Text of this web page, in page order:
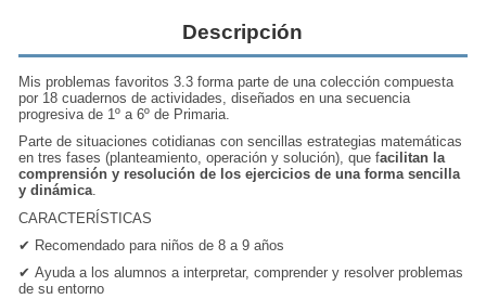
Descripción
Mis problemas favoritos 3.3 forma parte de una colección compuesta
por 18 cuadernos de actividades, diseñados en una secuencia
progresiva de 1º a 6º de Primaria.
Parte de situaciones cotidianas consencillas estrategias matemáticas
en tres fases (planteamiento, operación y solución), que facilitan la
comprensión y resolución de los ejercicios de una forma sencilla
y dinámica.
CARACTERÍSTICAS
✔ Recomendado para niños de 8 a 9 años
✔ Ayuda a los alumnos a interpretar, comprender y resolver problemas
de su entorno